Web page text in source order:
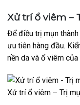
Xử trí ổ viêm –
Để điều trị mụn
ưu tiên hàng đầu.
nền da và ổ viêm
Xử trí ổ viêm – Trị